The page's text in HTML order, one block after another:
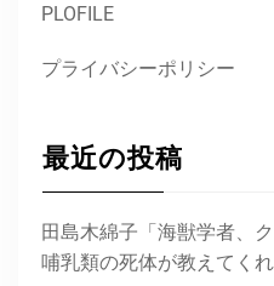
PLOFILE
プライバシーポリシー
最近の投稿
田島木綿子「海獣学者、
哺乳類の死体が教えてくれ